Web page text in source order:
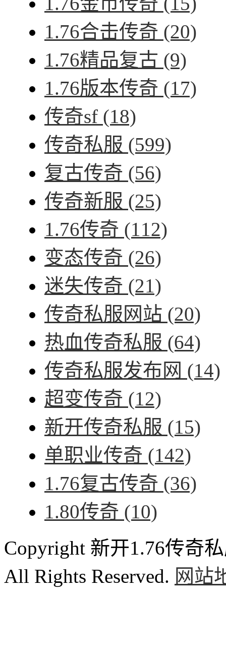
1.76合击传奇 (20)
1.76精品复古 (9)
1.76版本传奇 (17)
传奇sf (18)
传奇私服 (599)
复古传奇 (56)
传奇新服 (25)
1.76传奇 (112)
变态传奇 (26)
迷失传奇 (21)
传奇私服网站 (20)
热血传奇私服 (64)
传奇私服发布网 (14)
超变传奇 (12)
新开传奇私服 (15)
单职业传奇 (142)
1.76复古传奇 (36)
1.80传奇 (10)
Copyright 新开1.76传奇
All Rights Reserved. 网站